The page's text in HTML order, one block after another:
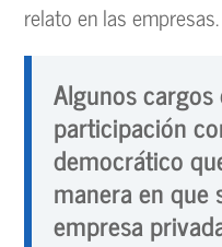
relato en las empresas.
Algunos
participación
democrático
manera en que
empresa